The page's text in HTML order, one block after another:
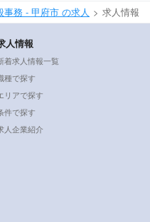
事務 - 甲府市 の求人 求人情報
人情報
着求人情報一覧
種で探す
リアで探す
件で探す
人企業紹介